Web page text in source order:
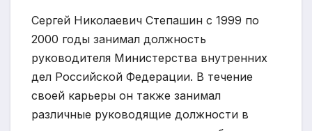
Сергей Николаевич Степашин с 1999 по
2000 годы занимал должность
руководителя Министерства внутренних
дел Российской Федерации. В течение
своей карьеры он также занимал
различные руководящие должности в